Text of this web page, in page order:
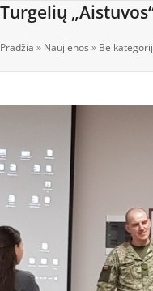
Skip
content
Turgelių
Open
mobile
Close
mobile
Pradžia » Naujienos » Be